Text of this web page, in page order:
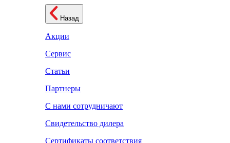
Назад
Акции
Сервис
Статьи
Партнеры
С нами сотрудничают
Свидетельство дилера
Сертификаты соответствия